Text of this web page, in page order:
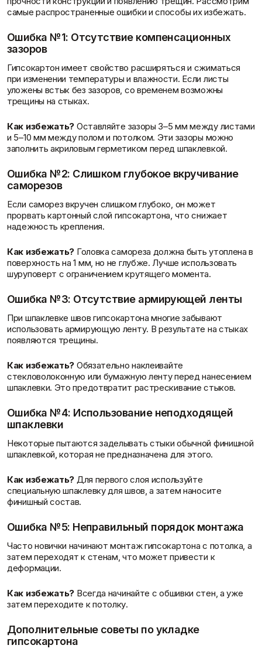
самые распространенные ошибки и способы их избежать.
Ошибка №1: Отсутствие компенсационных
зазоров
Гипсокартон имеет свойство расширяться и сжиматься
при изменении температуры и влажности. Если листы
уложены встык без зазоров, со временем возможны
трещины на стыках.
Как избежать? Оставляйте зазоры 3–5 мм между листами
и 5–10 мм между полом и потолком. Эти зазоры можно
заполнить акриловым герметиком перед шпаклевкой.
Ошибка №2: Слишком глубокое вкручивание
саморезов
Если саморез вкручен слишком глубоко, он может
прорвать картонный слой гипсокартона, что снижает
надежность крепления.
Как избежать? Головка самореза должна быть утоплена в
поверхность на 1 мм, но не глубже. Лучше использовать
шуруповерт с ограничением крутящего момента.
Ошибка №3: Отсутствие армирующей ленты
При шпаклевке швов гипсокартона многие забывают
использовать армирующую ленту. В результате на стыках
появляются трещины.
Как избежать? Обязательно наклеивайте
стекловолоконную или бумажную ленту перед нанесением
шпаклевки. Это предотвратит растрескивание стыков.
Ошибка №4: Использование неподходящей
шпаклевки
Некоторые пытаются заделывать стыки обычной финишной
шпаклевкой, которая не предназначена для этого.
Как избежать? Для первого слоя используйте
специальную шпаклевку для швов, а затем наносите
финишный состав.
Ошибка №5: Неправильный порядок монтажа
Часто новички начинают монтаж гипсокартона с потолка, а
затем переходят к стенам, что может привести к
деформации.
Как избежать? Всегда начинайте с обшивки стен, а уже
затем переходите к потолку.
Дополнительные советы по укладке
гипсокартона